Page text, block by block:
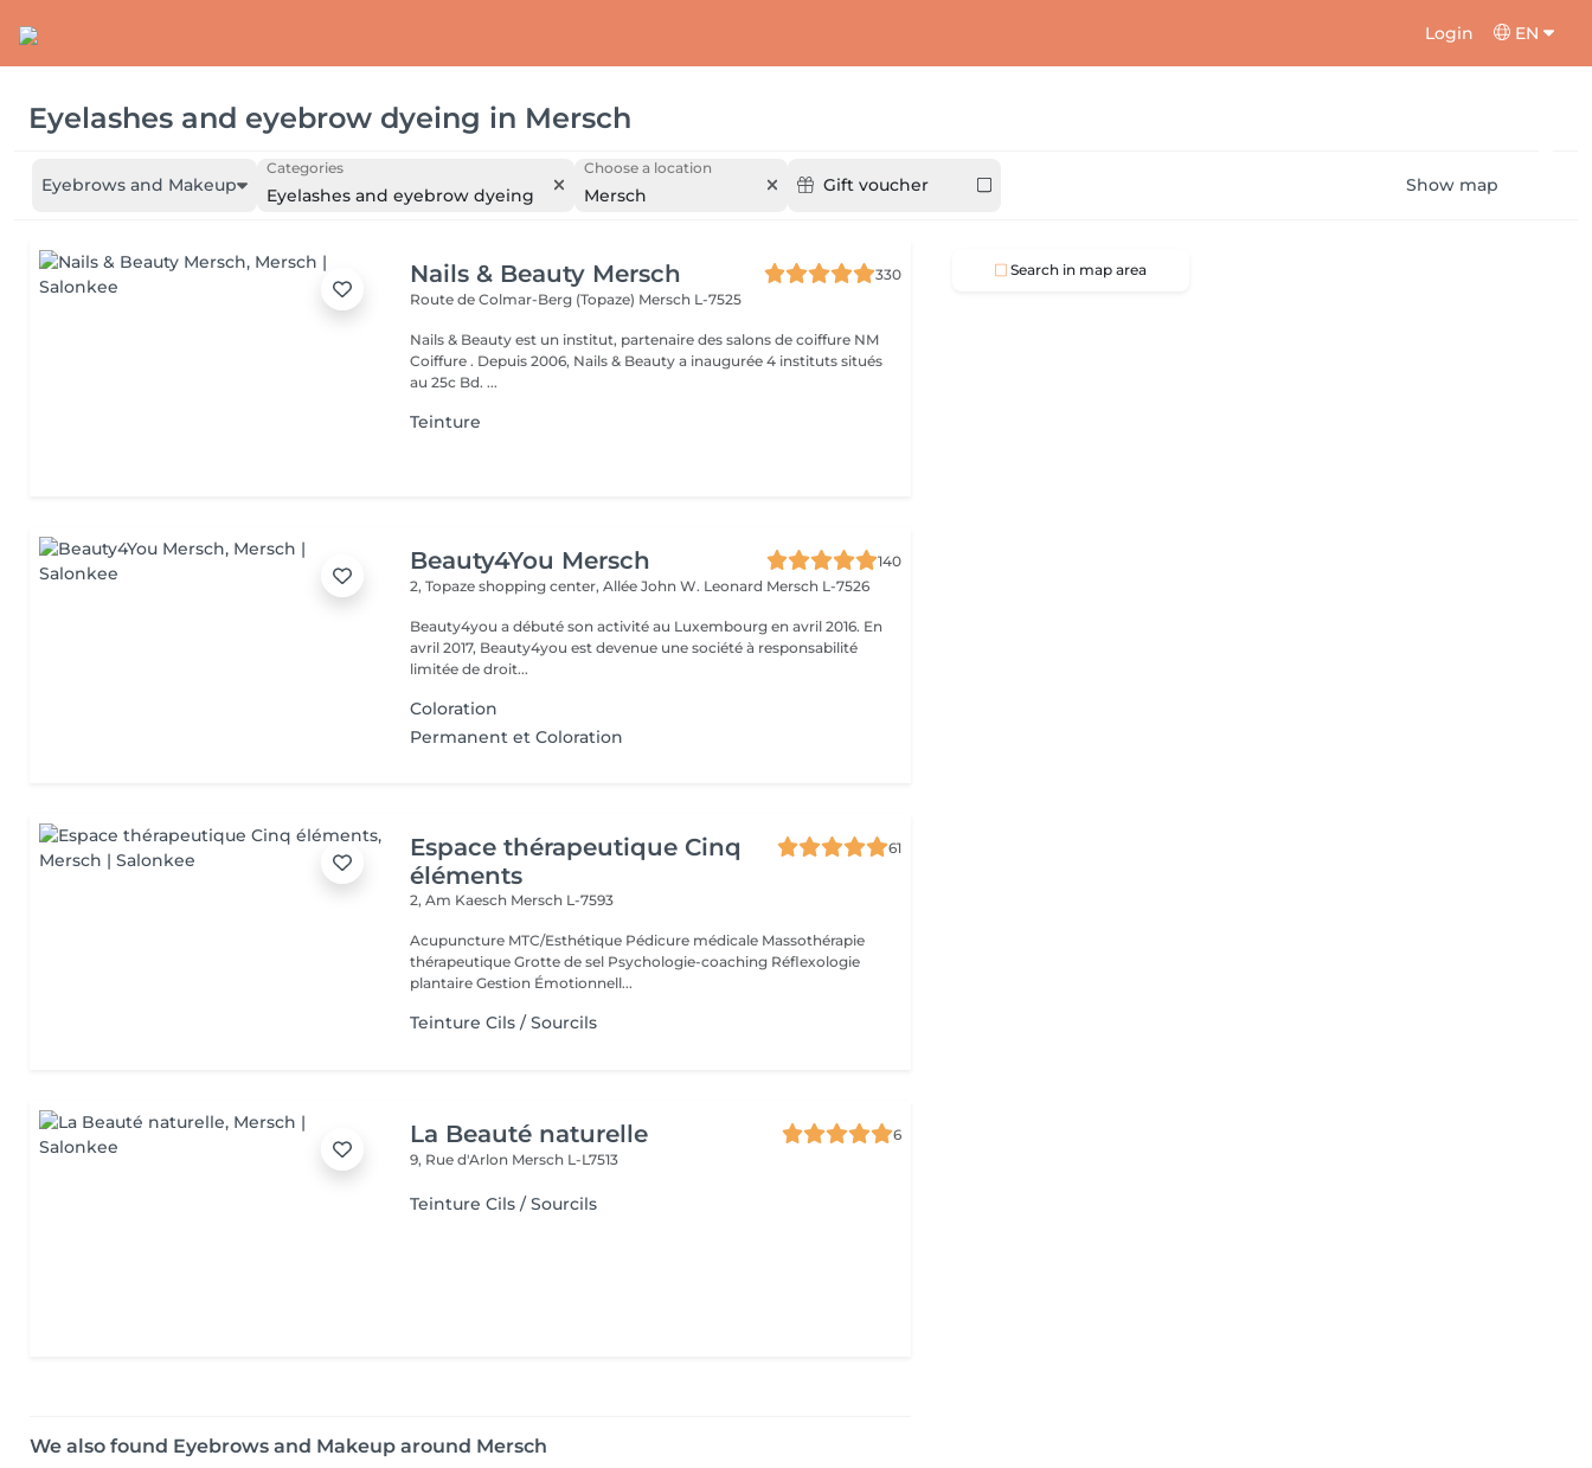
Login EN
Eyelashes and eyebrow dyeing in Mersch
Eyebrows and Makeup
Categories
Eyelashes and eyebrow dyeing
Choose a location
Mersch Gift voucher Show map
Nails & Beauty Mersch
330
Route de Colmar-Berg (Topaze) Mersch L-7525
Nails & Beauty est un institut, partenaire des salons de coiffure NM
Coiffure . Depuis 2006, Nails & Beauty a inaugurée 4 instituts situés
au 25c Bd. ...
Teinture
Beauty4You Mersch
140
2, Topaze shopping center, Allée John W. Leonard Mersch L-7526
Beauty4you a débuté son activité au Luxembourg en avril 2016. En
avril 2017, Beauty4you est devenue une société à responsabilité
limitée de droit...
Coloration
Permanent et Coloration
Espace thérapeutique Cinq
éléments
61
2, Am Kaesch Mersch L-7593
Acupuncture MTC/Esthétique Pédicure médicale Massothérapie
thérapeutique Grotte de sel Psychologie-coaching Réflexologie
plantaire Gestion Émotionnell...
Teinture Cils / Sourcils
La Beauté naturelle
6
9, Rue d'Arlon Mersch L-L7513
Teinture Cils / Sourcils
We also found Eyebrows and Makeup around Mersch
Search in map area